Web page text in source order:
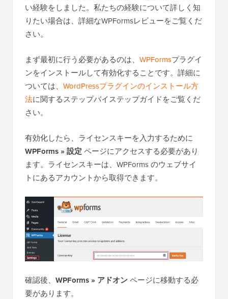
い経験をしました。私たちの経験について詳しく知
りたい場合は、詳細なWPFormsレビューをご覧くだ
さい。
まず最初に行う必要があるのは、 WPFormsプラグイ
ンをインストールして有効化することです。詳細に
ついては、 WordPressプラグインのインストール方
法に関するステップバイステップガイドをご覧くだ
さい。
有効化したら、ライセンスキーを入力するために
WPForms » 設定ページにアクセスする必要があり
ます。ライセンスキーは、WPForms のウェブサイ
トにあるアカウントから取得できます。
確認後、 WPForms » アドオンページに移動する必
要があります。